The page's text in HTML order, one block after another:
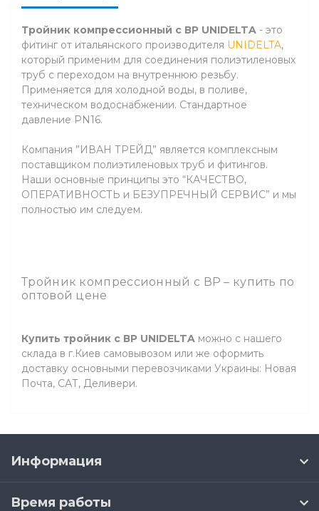
Тройник компрессионный с ВР UNIDELTA - это
фитинг от итальянского производителя UNIDELTA,
который применим для соединения полиэтиленовых
труб с переходом на внутреннюю резьбу.
Применяется для холодной воды, в поливе,
техническом водоснабжении. Стандартное
давление PN16.
Компания ”ИВАН ТРЕЙД” является комплексным
поставщиком полиэтиленовых труб и фитингов.
Наши основные принципы это “КАЧЕСТВО,
ОПЕРАТИВНОСТЬ и БЕЗУПРЕЧНЫЙ СЕРВИС” и мы
полностью им следуем.
Тройник компрессионный с ВР – купить по
оптовой цене
Купить тройник с ВР UNIDELTA можно с нашего
склада в г.Киев самовывозом или же оформить
доставку основными перевозчиками Украины: Новая
Почта, САТ, Деливери.
Информация
Время работы